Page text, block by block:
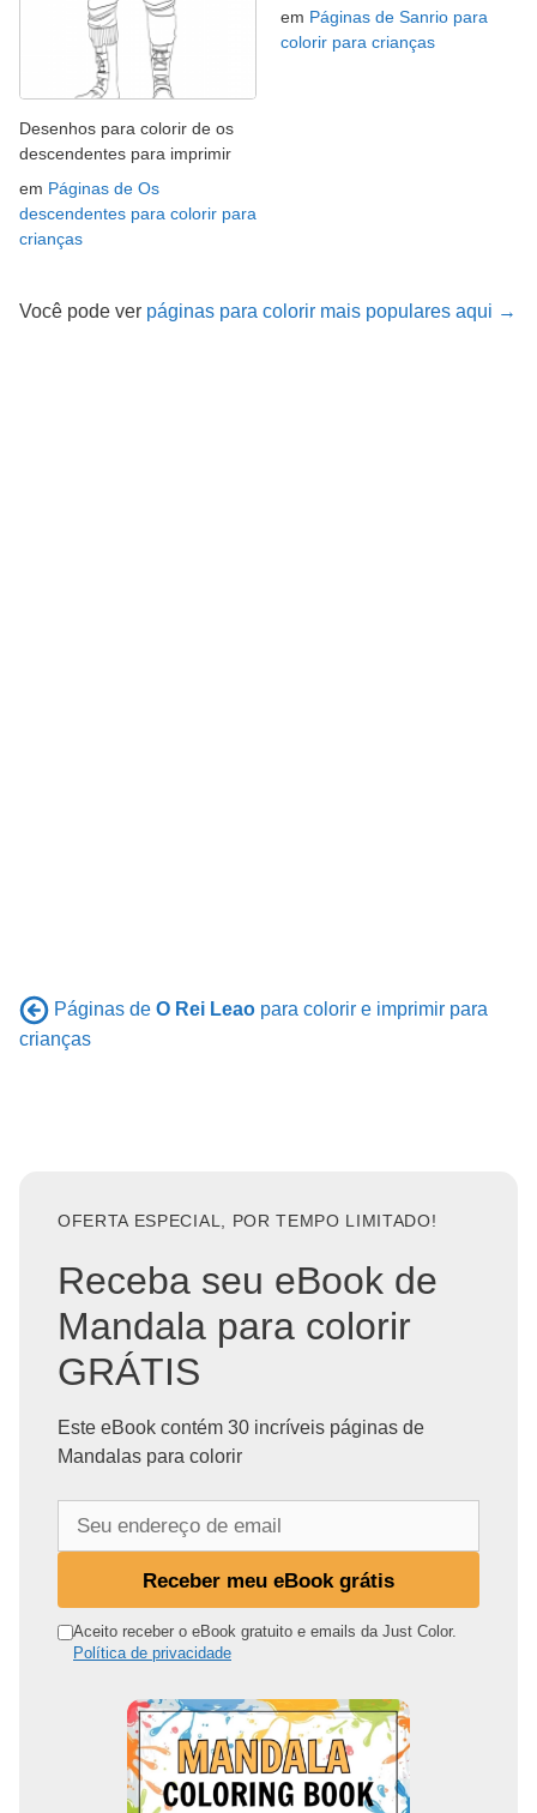
Desenhos para colorir de os
descendentes para imprimir
em Páginas de Os
descendentes para colorir para
crianças
em Páginas de Sanrio para
colorir para crianças
Você pode ver páginas para colorir mais populares aqui →
Páginas de O Rei Leao para colorir e imprimir para
crianças
OFERTA ESPECIAL, POR TEMPO LIMITADO!
Receba seu eBook de
Mandala para colorir
GRÁTIS
Este eBook contém 30 incríveis páginas de
Mandalas para colorir
n
Receber meu eBook grátis
Aceito receber o eBook gratuito e emails da Just Color.
Política de privacidade